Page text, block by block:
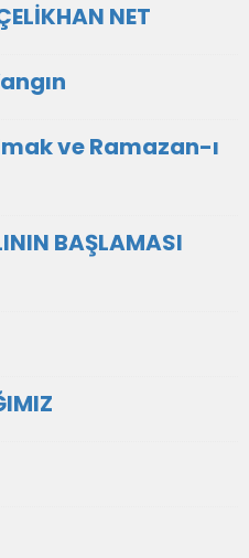
NET
ve Ramazan-ı
BAŞLAMASI